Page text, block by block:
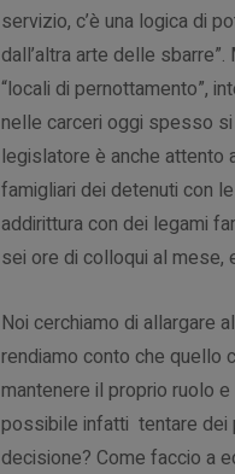
servizio, c’è una logica di
dall’altra arte delle
“locali di pernottamento”,
nelle carceri oggi spesso
legislatore è anche attento
famigliari dei detenuti con
addirittura con dei legami
sei ore di colloqui al mese,
Noi cerchiamo di allargare
rendiamo conto che quello
mantenere il proprio ruolo
possibile infatti tentare dei
decisione? Come faccio a